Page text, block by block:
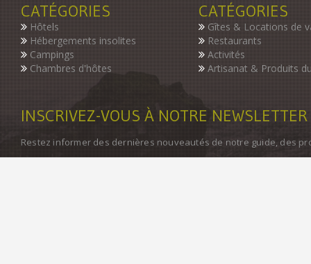
CATÉGORIES
Hôtels
Hébergements insolites
Campings
Chambres d'hôtes
CATÉGORIES
Gîtes & Locations de
Restaurants
Activités
Artisanat & Produits
INSCRIVEZ-VOUS À NOTRE NEWSLETTER
Restez informer des dernières nouveautés de notre guide, des